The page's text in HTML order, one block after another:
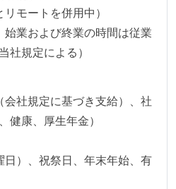
ードには、全てコードレビュ
ングを実施している
時行われるべき」という価値
しており、日常的に実施して
約をチーム全体で遵守するよ
動的にリグレッションテスト
されている
モートを併用中）
業および終業の時間は従業
社規定による）
社規定に基づき支給）、社
健康、厚生年金）
）、祝祭日、年末年始、有